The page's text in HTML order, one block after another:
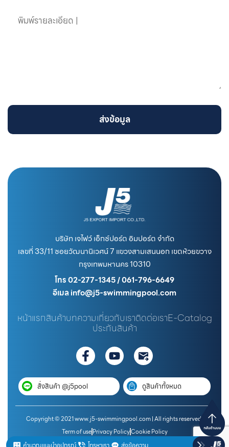
ส่งข้อมูล
บริษัท เจไฟว์ เอ็กซ์ปอร์ต อิมปอร์ต จำกัด
เลขที่ 33/11 ซอยวัฒนานิเวศน์ 7 แขวงสามเสนนอก เขตห้วยขวาง
กรุงเทพมหานคร 10310
โทร 02-277-1345 / 061-796-6649
อีเมล info@j5-swimmingpool.com
หน้าแรกสินค้าบทความเกี่ยวกับเราติดต่อเราE-Catalog
ประกันสินค้า
สั่งสินค้า @j5pool ดูสินค้าทั้งหมด
Copyright © 2021 www.j5-swimmingpool.com | All rights reserved.
Term of usePrivacy PolicyCookie Policy